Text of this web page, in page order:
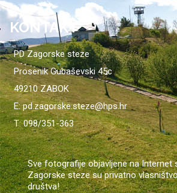
KONTAKT
PD Zagorske steze
Prosenik Gubaševski 45c
49210 ZABOK
E: pd.zagorske.steze@hps.hr
T: 098/351-363
Sve fotografije objavljene na Internet
Zagorske steze su privatno
društva!